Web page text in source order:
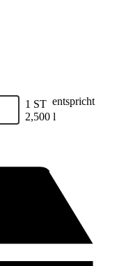
1 ST entspricht
2,500 l